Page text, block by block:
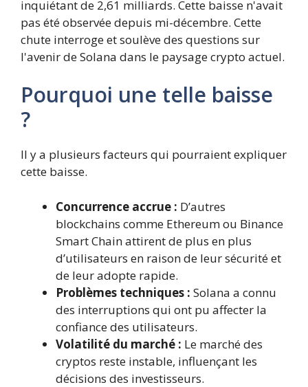
inquiétant de 2,61 milliards. Cette baisse n'avait
pas été observée depuis mi-décembre. Cette
chute interroge et soulève des questions sur
l'avenir de Solana dans le paysage crypto actuel.
Pourquoi une telle baisse
?
Il y a plusieurs facteurs qui pourraient expliquer
cette baisse.
Concurrence accrue : D’autres
blockchains comme Ethereum ou Binance
Smart Chain attirent de plus en plus
d’utilisateurs en raison de leur sécurité et
de leur adopte rapide.
Problèmes techniques : Solana a connu
des interruptions qui ont pu affecter la
confiance des utilisateurs.
Volatilité du marché : Le marché des
cryptos reste instable, influençant les
décisions des investisseurs.